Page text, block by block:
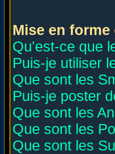
Mise en
Qu'est-ce que
Puis-je utiliser
Que sont les
Puis-je poster
Que sont les
Que sont les
Que sont les